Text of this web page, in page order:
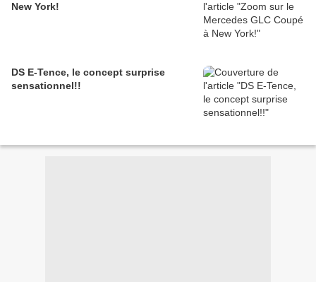
New York!
DS E-Tence, le concept surprise
sensationnel!!